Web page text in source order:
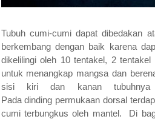
Tubuh cumi-cumi dapat dibedakan
berkembang dengan baik karena
dikelilingi oleh 10 tentakel, 2
untuk menangkap mangsa dan
sisi
kiri dan kanan tubuhnya
Pada dinding permukaan dorsal
cumi terbungkus oleh mantel.
Di